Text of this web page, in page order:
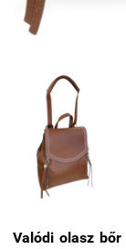
Valódi olasz bőr